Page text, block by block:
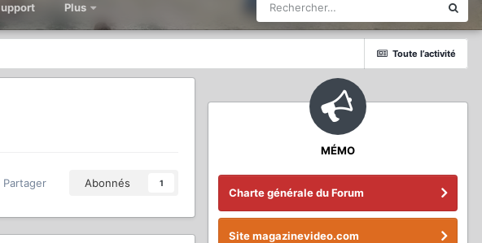
Plus
Toute l’activité
Partager Abonnés 1
MÉMO
Charte générale du Forum
Site magazinevideo.com